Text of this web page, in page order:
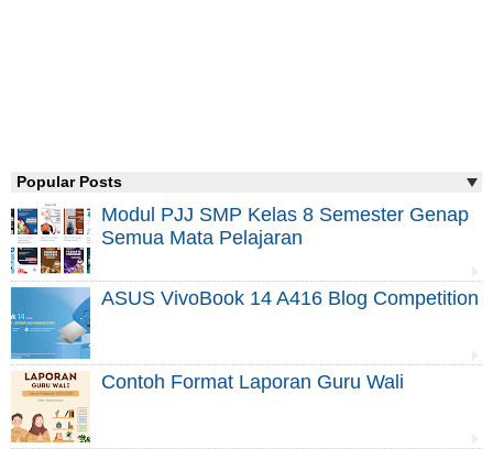
Popular Posts
Modul PJJ SMP Kelas 8 Semester Genap
Semua Mata Pelajaran
ASUS VivoBook 14 A416 Blog Competition
Contoh Format Laporan Guru Wali